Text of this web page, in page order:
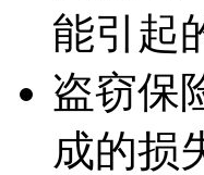
能引起
盗窃保
成的损